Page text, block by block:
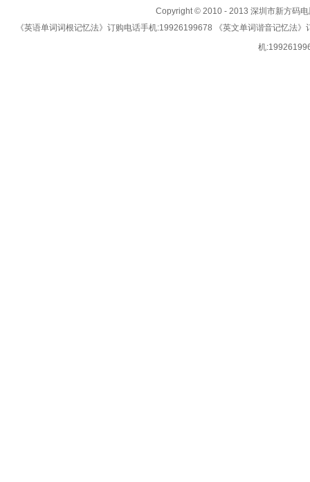
Copyright © 2010 - 2013 深圳市新方码
《英语单词词根记忆法》订购电话手机:19926199678 《英文单词谐音记忆法
机